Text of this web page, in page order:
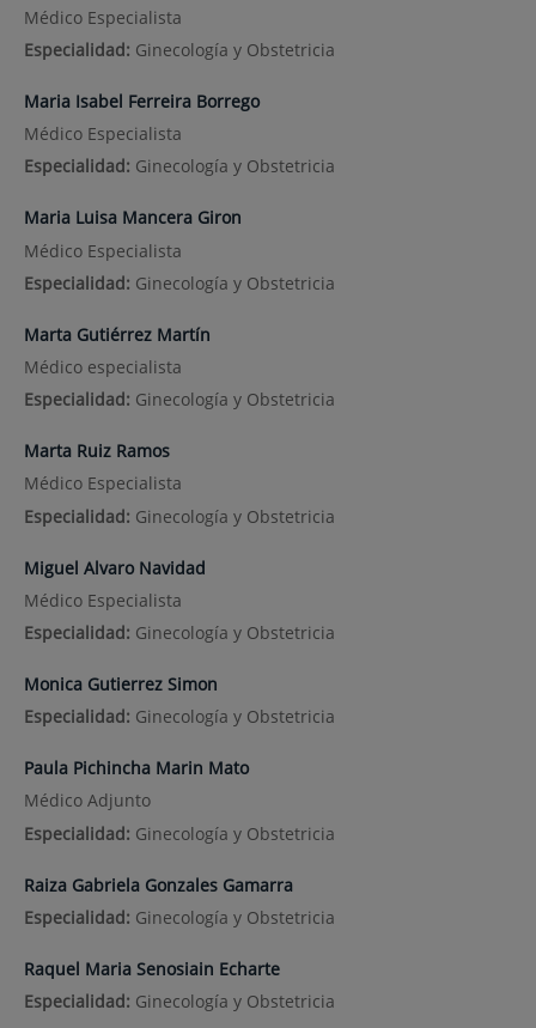
Médico Especialista
Especialidad: Ginecología y Obstetricia
Maria Isabel Ferreira Borrego
Médico Especialista
Especialidad: Ginecología y Obstetricia
Maria Luisa Mancera Giron
Médico Especialista
Especialidad: Ginecología y Obstetricia
Marta Gutiérrez Martín
Médico especialista
Especialidad: Ginecología y Obstetricia
Marta Ruiz Ramos
Médico Especialista
Especialidad: Ginecología y Obstetricia
Miguel Alvaro Navidad
Médico Especialista
Especialidad: Ginecología y Obstetricia
Monica Gutierrez Simon
Especialidad: Ginecología y Obstetricia
Paula Pichincha Marin Mato
Médico Adjunto
Especialidad: Ginecología y Obstetricia
Raiza Gabriela Gonzales Gamarra
Especialidad: Ginecología y Obstetricia
Raquel Maria Senosiain Echarte
Especialidad: Ginecología y Obstetricia